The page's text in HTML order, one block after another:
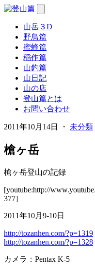
山岳３D
野鳥篇
蜜蜂篇
稲作篇
山釣篇
山日記
山の店
登山篇とは
お問い合わせ
2011年10月14日 ・ 未分類
槍ヶ岳
槍ヶ岳登山の記録
[youtube:http://
377]
2011年10月9-10日
http://tozanhen.com/?p=1319
http://tozanhen.com/?p=1328
カメラ：Pentax K-5